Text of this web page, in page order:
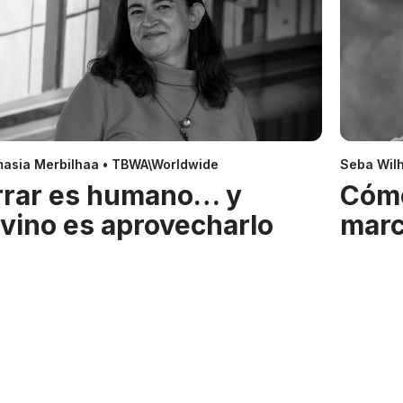
Merbilhaa • TBWA\Worldwide
es humano… y
es aprovecharlo
Seba